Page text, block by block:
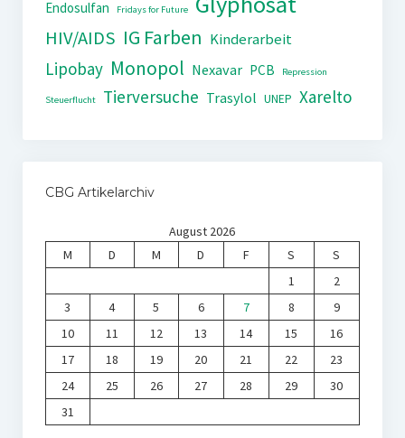
Endosulfan
Fridays for Future
HIV/AIDS IG Farben Kinderarbeit
Lipobay Monopol Nexavar PCB Repression
Steuerflucht Tierversuche Trasylol UNEP Xarelto
CBG Artikelarchiv
August 2026
M
D M D F S
S
1
2
3
4 5 6 7 8
9
10
11 12 13 14 15
16
17
18 19 20 21 22
23
24
25 26 27 28 29
30
31